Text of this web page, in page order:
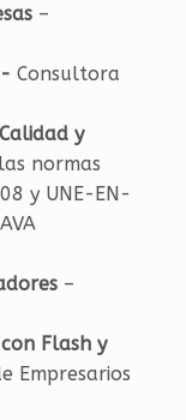
–
Consultora
y
normas
y UNE-EN-
–
Flash y
Empresarios